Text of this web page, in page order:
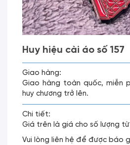
Huy hiệu cài áo số 157
Giao hàng:
Giao hàng toàn quốc, miễn
huy chương trở lên.
Chi tiết:
Giá trên là giá cho số lượng
Vui lòng liên hệ để được báo